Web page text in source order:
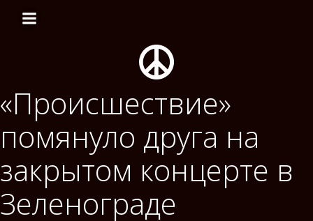
содержимому
«Происшествие»
помянуло друга на
закрытом концерте в
Зеленограде